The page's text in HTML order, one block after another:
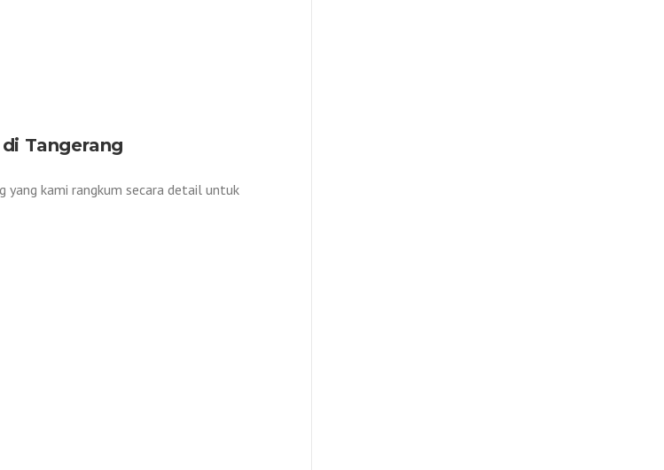
Tangerang
yang kami rangkum secara detail untuk